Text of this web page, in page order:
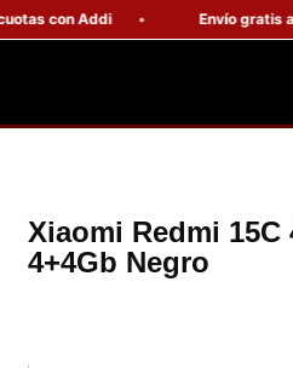
con Addi Envío gratis a
Xiaomi Redmi 15C
4+4Gb Negro